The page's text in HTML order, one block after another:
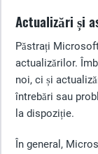
Actualizări și
Păstrați
actualizărilor.
noi, ci și
întrebări sau
la dispoziție.
În general,